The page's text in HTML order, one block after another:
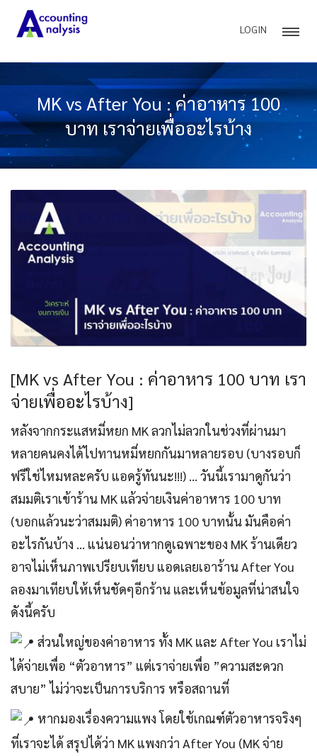
LOGIN
MK vs After You : ค่าอาหาร 100
บาท เราจ่ายเพื่ออะไรบ้าง
[MK vs After You : ค่าอาหาร 100 บาท เรา
จ่ายเพื่ออะไรบ้าง]
หลังจากกระแสหมี่หยก MK ลวกไม่ลวกในช่วงที่ผ่านมา
หลายคนคงได้ไปทานหมี่หยกกันมาหลายรอบ (บางรอบก็
ฟรีใช่ไหมหละครับ แอดรู้ทันนะ!!!) … วันนี้เรามาดูกันว่า
สมมติเราเข้าร้าน MK แล้วจ่ายเงินค่าอาหาร 100 บาท
(บอกแล้วนะว่าสมมติ) ค่าอาหาร 100 บาทนั้น มันคือค่า
อะไรกันบ้าง … แน่นอนว่าหากดูเฉพาะของ MK ร้านเดียว
อาจไม่เห็นภาพเปรียบเทียบ แอดเลยเอาร้าน After You
ลองมาเทียบให้เห็นชัดๆอีกร้าน และเห็นข้อมูลที่น่าสนใจ
ดังนี้ครับ
ส่วนใหญ่ของค่าอาหาร ทั้ง MK และ After You เราไม่
ได้จ่ายเพื่อ “ตัวอาหาร” แต่เราจ่ายเพื่อ ”ความสะดวก
สบาย” ไม่ว่าจะเป็นการบริการ หรือสถานที่
หากมองเรื่องความแพง โดยใช้เกณฑ์ตัวอาหารจริงๆ
ที่เราจะได้ สรุปได้ว่า MK แพงกว่า After You (MK จ่าย